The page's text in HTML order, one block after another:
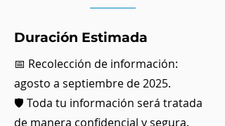
Duración Estimada
📅 Recolección de información:
agosto a septiembre de 2025.
🛡️ Toda tu información será tratada
de manera confidencial y segura.